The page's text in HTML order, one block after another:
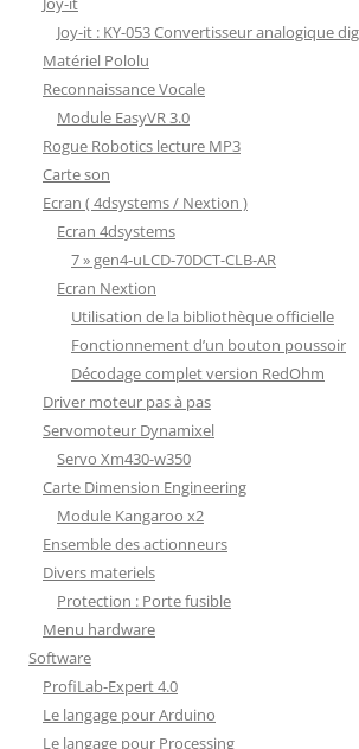
Joy-it : KY-053 Convertisseur analogique
Matériel Pololu
Reconnaissance Vocale
Module EasyVR 3.0
Rogue Robotics lecture MP3
Carte son
Ecran ( 4dsystems / Nextion )
Ecran 4dsystems
7 » gen4-uLCD-70DCT-CLB-AR
Ecran Nextion
Utilisation de la bibliothèque officielle
Fonctionnement d’un bouton poussoir
Décodage complet version RedOhm
Driver moteur pas à pas
Servomoteur Dynamixel
Servo Xm430-w350
Carte Dimension Engineering
Module Kangaroo x2
Ensemble des actionneurs
Divers materiels
Protection : Porte fusible
Menu hardware
Software
ProfiLab-Expert 4.0
Le langage pour Arduino
Le langage pour Processing